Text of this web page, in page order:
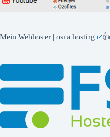
Mein Webhoster | osna.hosting 👍